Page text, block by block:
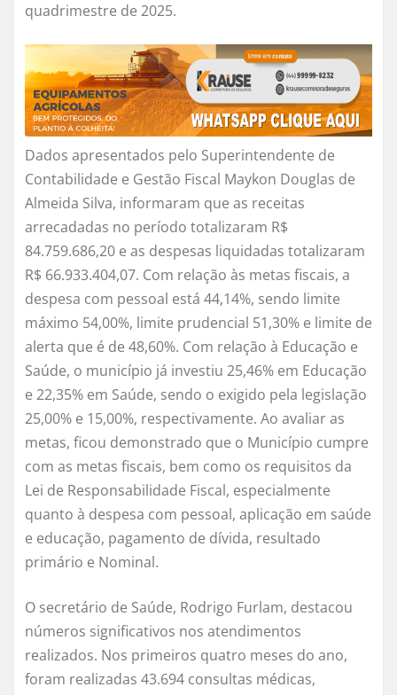
quadrimestre de 2025.
Dados apresentados pelo Superintendente de
Contabilidade e Gestão Fiscal Maykon Douglas de
Almeida Silva, informaram que as receitas
arrecadadas no período totalizaram R$
84.759.686,20 e as despesas liquidadas totalizaram
R$ 66.933.404,07. Com relação às metas fiscais, a
despesa com pessoal está 44,14%, sendo limite
máximo 54,00%, limite prudencial 51,30% e limite de
alerta que é de 48,60%. Com relação à Educação e
Saúde, o município já investiu 25,46% em Educação
e 22,35% em Saúde, sendo o exigido pela legislação
25,00% e 15,00%, respectivamente. Ao avaliar as
metas, ficou demonstrado que o Município cumpre
com as metas fiscais, bem como os requisitos da
Lei de Responsabilidade Fiscal, especialmente
quanto à despesa com pessoal, aplicação em saúde
e educação, pagamento de dívida, resultado
primário e Nominal.
O secretário de Saúde, Rodrigo Furlam, destacou
números significativos nos atendimentos
realizados. Nos primeiros quatro meses do ano,
foram realizadas 43.694 consultas médicas,